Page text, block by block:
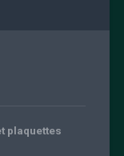
plaquettes